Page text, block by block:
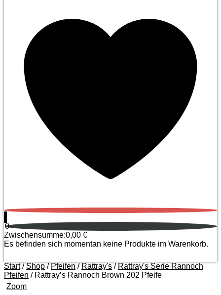
0
0
Zwischensumme:0,00 €
Es befinden sich momentan keine Produkte im Warenkorb.
Start/ Shop / Pfeifen / Rattray's / Rattray's Serie Rannoch
Pfeifen / Rattray’s Rannoch Brown 202 Pfeife
Zoom